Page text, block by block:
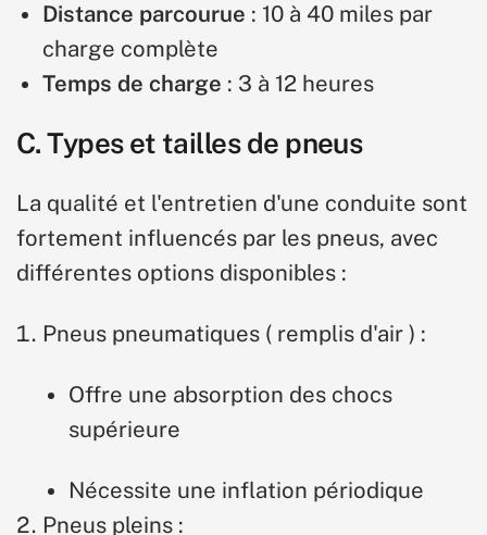
Distance parcourue : 10 à 40 miles par
charge complète
Temps de charge : 3 à 12 heures
C. Types et tailles de pneus
La qualité et l'entretien d'une conduite sont
fortement influencés par les pneus, avec
différentes options disponibles :
Pneus pneumatiques ( remplis d'air ) :
Offre une absorption des chocs
supérieure
Nécessite une inflation périodique
Pneus pleins :